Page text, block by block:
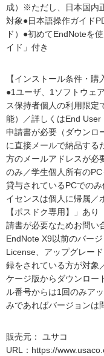
成）※ただし、日本国内
対象●日本語操作ガイド
ド）●初めてEndNoteを
イド」付き
【インストール条件・購
●1ユーザ、1ソフトウェ
ス保持者個人の利用限定
能）／詳しくはEnd
申請書が必要（ダウンロ
に直接メールで納品する
方のメールアドレスが必
のみ／学生個人所有の
貸与されているPCでの
イセンスは個人に帰属／
【ポスドク専用】」あ
請書が必要なためお問い
EndNote X9以前のバー
License、アップグレー
録をされている方が対象
ケージ版からダウンロー
ル番号からは1回のみア
みであればバージョンは
販売元： ユサコ
URL： https://